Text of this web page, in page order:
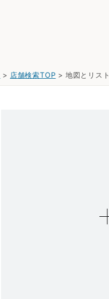
> 店舗検索TOP > 地図とリスト